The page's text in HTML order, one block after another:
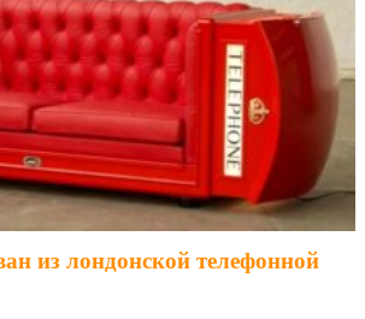
из лондонской телефонной